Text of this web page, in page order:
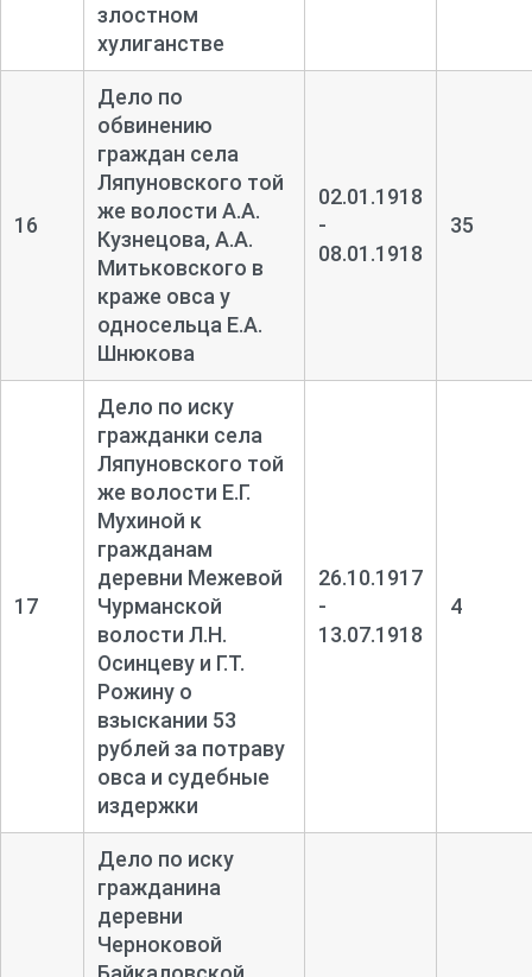
злостном
хулиганстве
16
Дело по
обвинению
граждан села
Ляпуновского той
же волости А.А.
Кузнецова, А.А.
Митьковского в
краже овса у
односельца Е.А.
Шнюкова
02.01.1918
-
08.01.1918
35
17
Дело по иску
гражданки села
Ляпуновского той
же волости Е.Г.
Мухиной к
гражданам
деревни Межевой
Чурманской
волости Л.Н.
Осинцеву и Г.Т.
Рожину о
взыскании 53
рублей за потраву
овса и судебные
издержки
26.10.1917
-
13.07.1918
4
Дело по иску
гражданина
деревни
Черноковой